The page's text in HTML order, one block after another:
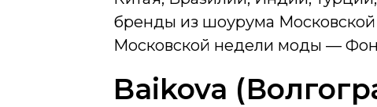
бренды из шоурума Московской
Московской недели моды —
Baikova